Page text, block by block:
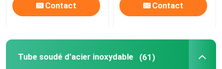
Contact Contact
Tube soudé d'acier inoxydable (61)